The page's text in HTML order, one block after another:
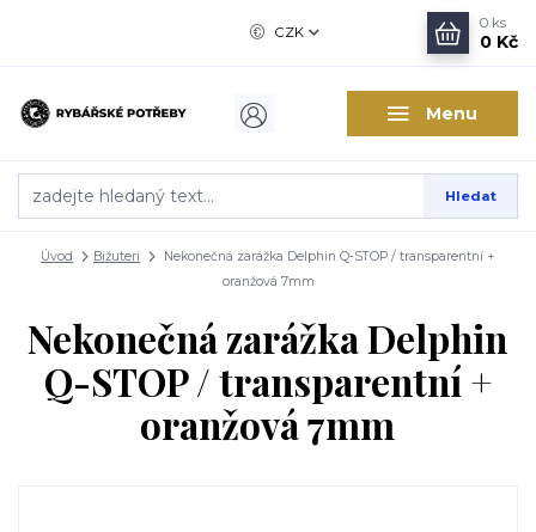
Menu
CZK
Hledat
0 ks
0 Kč
Úvod Bižuteri
Nekonečná zarážka Delphin Q-STOP / transparentní +
oranžová 7mm
Nekonečná zarážka Delphin
Q-STOP / transparentní +
oranžová 7mm